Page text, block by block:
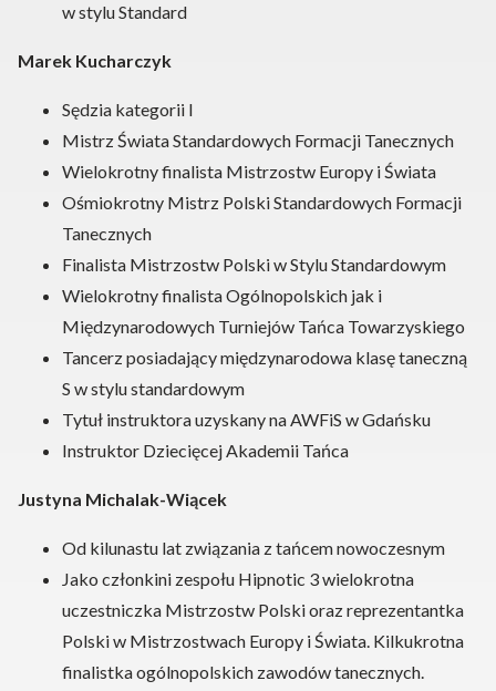
w stylu Standard
Marek Kucharczyk
Sędzia kategorii I
Mistrz Świata Standardowych Formacji Tanecznych
Wielokrotny finalista Mistrzostw Europy i Świata
Ośmiokrotny Mistrz Polski Standardowych Formacji
Tanecznych
Finalista Mistrzostw Polski w Stylu Standardowym
Wielokrotny finalista Ogólnopolskich jak i
Międzynarodowych Turniejów Tańca Towarzyskiego
Tancerz posiadający międzynarodowa klasę taneczną
S w stylu standardowym
Tytuł instruktora uzyskany na AWFiS w Gdańsku
Instruktor Dziecięcej Akademii Tańca
Justyna Michalak-Wiącek
Od kilunastu lat związania z tańcem nowoczesnym
Jako członkini zespołu Hipnotic 3 wielokrotna
uczestniczka Mistrzostw Polski oraz reprezentantka
Polski w Mistrzostwach Europy i Świata. Kilkukrotna
finalistka ogólnopolskich zawodów tanecznych.